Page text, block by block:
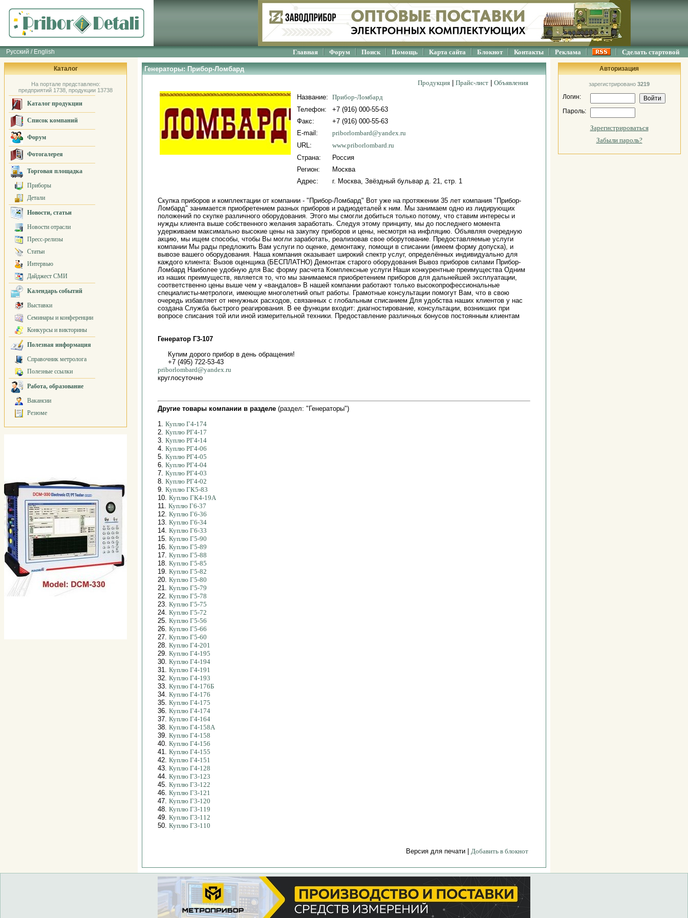
Русский / English Главная Форум Поиск Помощь Карта сайта Блокнот Контакты Реклама Сделать стартовой
Каталог
На портале представлено:
предприятий 1738, продукции 13738
Каталог продукции
Список компаний
Форум
Фотогалерея
Торговая площадка
Приборы
Детали
Новости, статьи
Новости отрасли
Пресс-релизы
Статьи
Интервью
Дайджест СМИ
Календарь событий
Выставки
Семинары и конференции
Конкурсы и викторины
Полезная информация
Справочник метролога
Полезные ссылки
Работа, образование
Вакансии
Резюме
Генераторы: Прибор-Ломбард
Продукция
Прайс-лист
Объявления
Название: Прибор-Ломбард
Телефон:
+7 (916) 000-55-63
Факс:
+7 (916) 000-55-63
E-mail:
priborlombard@yandex.ru
URL:
www.priborlombard.ru
Страна:
Россия
Регион:
Москва
Адрес:
г. Москва, Звёздный бульвар д. 21, стр. 1
Скупка приборов и комплектации от компании - "Прибор-Ломбард" Вот уже на протяжении 35 лет компания "Прибор-
Ломбард" занимается приобретением разных приборов и радиодеталей к ним. Мы занимаем одно из лидирующих
положений по скупке различного оборудования. Этого мы смогли добиться только потому, что ставим интересы и
нужды клиента выше собственного желания заработать. Следуя этому принципу, мы до последнего момента
удерживаем максимально высокие цены на закупку приборов и цены, несмотря на инфляцию. Объявляя очередную
акцию, мы ищем способы, чтобы Вы могли заработать, реализовав свое оборутование. Предоставляемые услуги
компании Мы рады предложить Вам услуги по оценке, демонтажу, помощи в списании (имеем форму допуска), и
вывозе вашего оборудования. Наша компания оказывает широкий спектр услуг, определённых индивидуально для
каждого клиента: Вызов оценщика (БЕСПЛАТНО) Демонтаж старого оборудования Вывоз приборов силами Прибор-
Ломбард Наиболее удобную для Вас форму расчета Комплексные услуги Наши конкурентные преимущества Одним
из наших преимуществ, является то, что мы занимаемся приобретением приборов для дальнейшей эксплуатации,
соответственно цены выше чем у «вандалов» В нашей компании работают только высокопрофессиональные
специалисты-метрологи, имеющие многолетний опыт работы. Грамотные консультации помогут Вам, что в свою
очередь избавляет от ненужных расходов, связанных с глобальным списанием Для удобства наших клиентов у нас
создана Служба быстрого реагирования. В ее функции входит: диагностирование, консультации, возникших при
вопросе списания той или иной измерительной техники. Предоставление различных бонусов постоянным клиентам
Генератор Г3-107
Купим дорого прибор в день обращения!
+7 (495) 722-53-43
priborlombard@yandex.ru
круглосуточно
Другие товары компании в разделе (раздел: "Генераторы")
1. Куплю Г4-174
2. Куплю РГ4-17
3. Куплю РГ4-14
4. Куплю РГ4-06
5. Куплю РГ4-05
6. Куплю РГ4-04
7. Куплю РГ4-03
8. Куплю РГ4-02
9. Куплю ГК5-83
10. Куплю ГК4-19А
11. Куплю Г6-37
12. Куплю Г6-36
13. Куплю Г6-34
14. Куплю Г6-33
15. Куплю Г5-90
16. Куплю Г5-89
17. Куплю Г5-88
18. Куплю Г5-85
19. Куплю Г5-82
20. Куплю Г5-80
21. Куплю Г5-79
22. Куплю Г5-78
23. Куплю Г5-75
24. Куплю Г5-72
25. Куплю Г5-56
26. Куплю Г5-66
27. Куплю Г5-60
28. Куплю Г4-201
29. Куплю Г4-195
30. Куплю Г4-194
31. Куплю Г4-191
32. Куплю Г4-193
33. Куплю Г4-176Б
34. Куплю Г4-176
35. Куплю Г4-175
36. Куплю Г4-174
37. Куплю Г4-164
38. Куплю Г4-158А
39. Куплю Г4-158
40. Куплю Г4-156
41. Куплю Г4-155
42. Куплю Г4-151
43. Куплю Г4-128
44. Куплю Г3-123
45. Куплю Г3-122
46. Куплю Г3-121
47. Куплю Г3-120
48. Куплю Г3-119
49. Куплю Г3-112
50. Куплю Г3-110
Версия для печати | Добавить в блокнот
Авторизация
зарегистрировано 3219
Логин:
Пароль:
Зарегистрироваться
Забыли пароль?